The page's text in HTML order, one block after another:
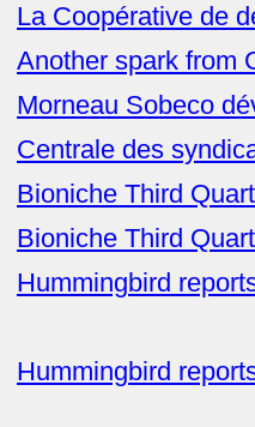
La Coopérative de
Another spark from
Morneau Sobeco
Centrale des
Bioniche Third
Bioniche Third
Hummingbird
Hummingbird